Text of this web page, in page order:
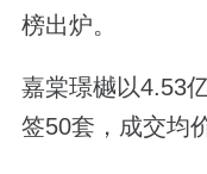
榜出炉。
嘉棠璟樾以4.53
签50套，成交均